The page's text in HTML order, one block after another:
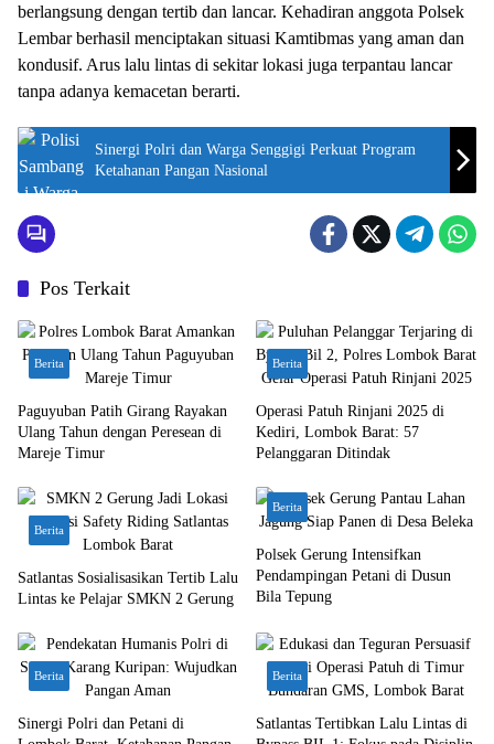
berlangsung dengan tertib dan lancar. Kehadiran anggota Polsek
Lembar berhasil menciptakan situasi Kamtibmas yang aman dan
kondusif. Arus lalu lintas di sekitar lokasi juga terpantau lancar
tanpa adanya kemacetan berarti.
Sinergi Polri dan Warga Senggigi Perkuat Program
Ketahanan Pangan Nasional
Pos Terkait
Berita
Paguyuban Patih Girang Rayakan
Ulang Tahun dengan Peresean di
Mareje Timur
Berita
Operasi Patuh Rinjani 2025 di
Kediri, Lombok Barat: 57
Pelanggaran Ditindak
Berita
Satlantas Sosialisasikan Tertib Lalu
Lintas ke Pelajar SMKN 2 Gerung
Berita
Polsek Gerung Intensifkan
Pendampingan Petani di Dusun
Bila Tepung
Berita
Sinergi Polri dan Petani di
Berita
Satlantas Tertibkan Lalu Lintas di